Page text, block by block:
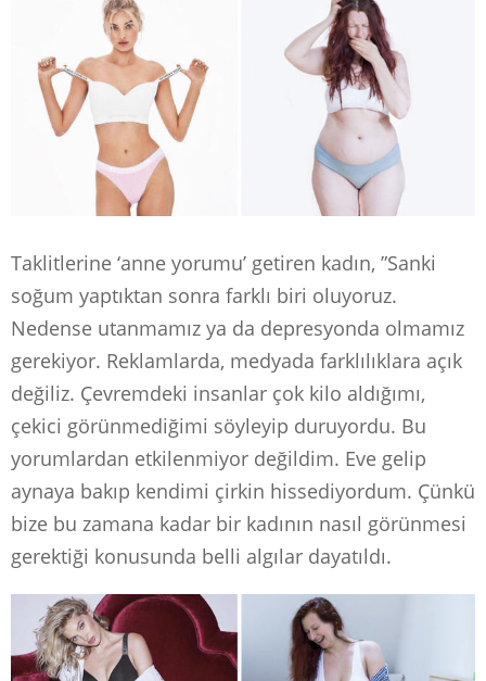
Taklitlerine ‘anne yorumu’ getiren kadın, ”Sanki
soğum yaptıktan sonra farklı biri oluyoruz.
Nedense utanmamız ya da depresyonda olmamız
gerekiyor. Reklamlarda, medyada farklılıklara açık
değiliz. Çevremdeki insanlar çok kilo aldığımı,
çekici görünmediğimi söyleyip duruyordu. Bu
yorumlardan etkilenmiyor değildim. Eve gelip
aynaya bakıp kendimi çirkin hissediyordum. Çünkü
bize bu zamana kadar bir kadının nasıl görünmesi
gerektiği konusunda belli algılar dayatıldı.